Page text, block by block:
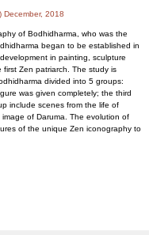
2018
of Bodhidharma, who was the
began to be established in
in painting, sculpture
Zen patriarch. The study is
divided into 5 groups:
was given completely; the third
include scenes from the life of
of Daruma. The evolution of
of the unique Zen iconography to